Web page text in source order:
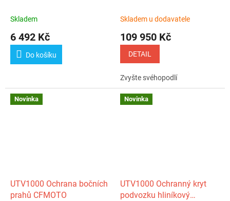
Skladem
6 492 Kč
Do košíku
Skladem u dodavatele
109 950 Kč
DETAIL
Zvyšte svéhopodlí
Novinka
UTV1000 Ochrana bočních
prahů CFMOTO
Novinka
UTV1000 Ochranný kryt
podvozku hliníkový